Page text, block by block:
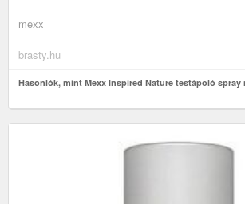
mexx
brasty.hu
Hasonlók, mint Mexx Inspired Nature testápoló spray